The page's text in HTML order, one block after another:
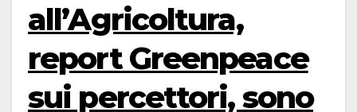
all’Agricoltura,
report Greenpeace
sui percettori, sono